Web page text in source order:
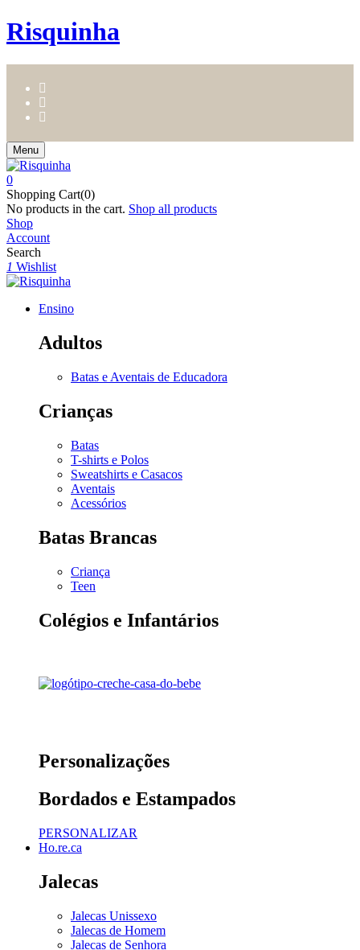
Risquinha
Menu
0
Shopping Cart(0)
No products in the cart. Shop all products
Shop
Account
Search
1 Wishlist
Ensino
Adultos
Batas e Aventais de Educadora
Crianças
Batas
T-shirts e Polos
Sweatshirts e Casacos
Aventais
Acessórios
Batas Brancas
Criança
Teen
Colégios e Infantários
Personalizações
Bordados e Estampados
PERSONALIZAR
Ho.re.ca
Jalecas
Jalecas Unissexo
Jalecas de Homem
Jalecas de Senhora